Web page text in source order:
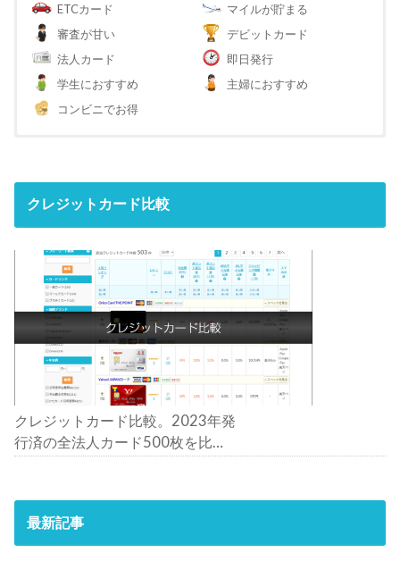
ETCカード
マイルが貯まる
審査が甘い
デビットカード
法人カード
即日発行
学生におすすめ
主婦におすすめ
コンビニでお得
クレジットカード比較
クレジットカード比較。2023年発
行済の全法人カード500枚を比
最新記事